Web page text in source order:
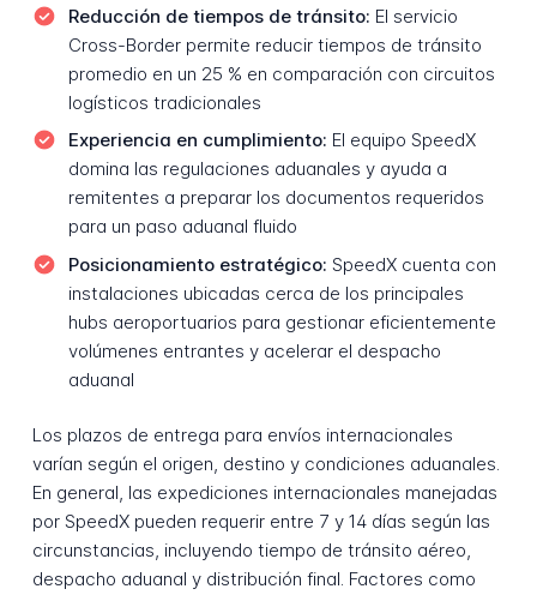
Reducción de tiempos de tránsito: El servicio
Cross-Border permite reducir tiempos de tránsito
promedio en un 25 % en comparación con circuitos
logísticos tradicionales
Experiencia en cumplimiento: El equipo SpeedX
domina las regulaciones aduanales y ayuda a
remitentes a preparar los documentos requeridos
para un paso aduanal fluido
Posicionamiento estratégico: SpeedX cuenta con
instalaciones ubicadas cerca de los principales
hubs aeroportuarios para gestionar eficientemente
volúmenes entrantes y acelerar el despacho
aduanal
Los plazos de entrega para envíos internacionales
varían según el origen, destino y condiciones aduanales.
En general, las expediciones internacionales manejadas
por SpeedX pueden requerir entre 7 y 14 días según las
circunstancias, incluyendo tiempo de tránsito aéreo,
despacho aduanal y distribución final. Factores como